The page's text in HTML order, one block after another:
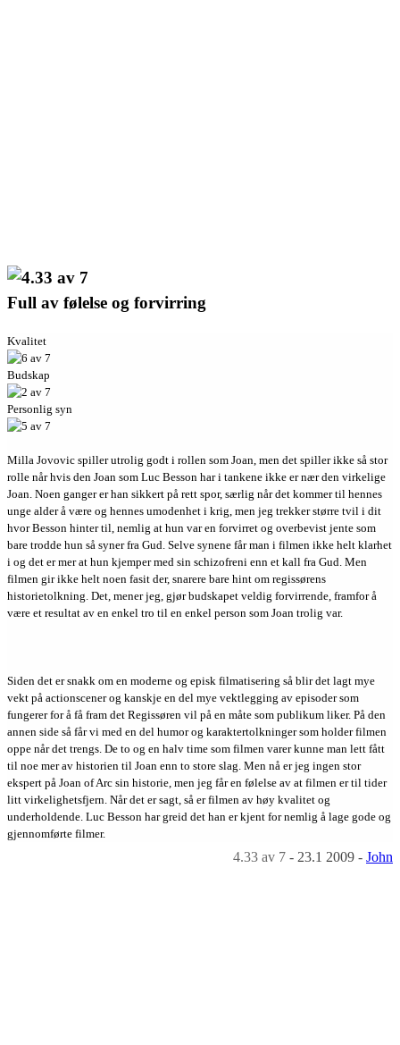
Full av følelse og forvirring
Kvalitet
Budskap
Personlig syn
Milla Jovovic spiller utrolig godt i rollen som Joan, men det spiller ikke så stor
rolle når hvis den Joan som Luc Besson har i tankene ikke er nær den virkelige
Joan. Noen ganger er han sikkert på rett spor, særlig når det kommer til hennes
unge alder å være og hennes umodenhet i krig, men jeg trekker større tvil i dit
hvor Besson hinter til, nemlig at hun var en forvirret og overbevist jente som
bare trodde hun så syner fra Gud. Selve synene får man i filmen ikke helt klarhet
i og det er mer at hun kjemper med sin schizofreni enn et kall fra Gud. Men
filmen gir ikke helt noen fasit der, snarere bare hint om regissørens
historietolkning. Det, mener jeg, gjør budskapet veldig forvirrende, framfor å
være et resultat av en enkel tro til en enkel person som Joan trolig var.
Siden det er snakk om en moderne og episk filmatisering så blir det lagt mye
vekt på actionscener og kanskje en del mye vektlegging av episoder som
fungerer for å få fram det Regissøren vil på en måte som publikum liker. På den
annen side så får vi med en del humor og karaktertolkninger som holder filmen
oppe når det trengs. De to og en halv time som filmen varer kunne man lett fått
til noe mer av historien til Joan enn to store slag. Men nå er jeg ingen stor
ekspert på Joan of Arc sin historie, men jeg får en følelse av at filmen er til tider
litt virkelighetsfjern. Når det er sagt, så er filmen av høy kvalitet og
underholdende. Luc Besson har greid det han er kjent for nemlig å lage gode og
gjennomførte filmer.
4.33 av 7 - 23.1 2009 - John